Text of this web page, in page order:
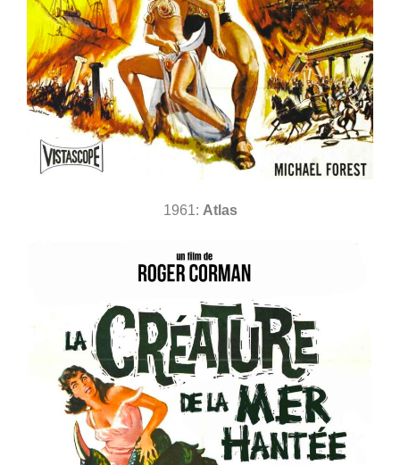
1961: Atlas